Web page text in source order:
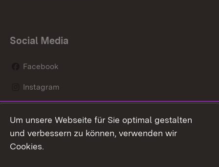
Social Media
Facebook
Instagram
Mastodon
Youtube
Um unsere Webseite für Sie optimal gestalten
und verbessern zu können, verwenden wir
Cookies.